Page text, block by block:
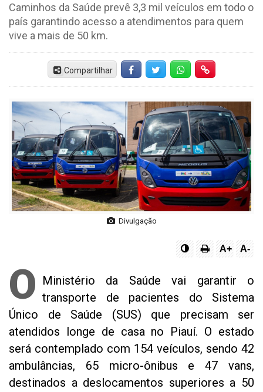
Caminhos da Saúde prevê 3,3 mil veículos em todo o
país garantindo acesso a atendimentos para quem
vive a mais de 50 km.
Compartilhar FacebookTwitter Whatsapp
Divulgação
A+ A-
O
Ministério da Saúde vai garantir o
transporte de pacientes do Sistema
Único de Saúde (SUS) que precisam ser
atendidos longe de casa no Piauí. O estado
será contemplado com 154 veículos, sendo 42
ambulâncias, 65 micro-ônibus e 47 vans,
destinados a deslocamentos superiores a 50